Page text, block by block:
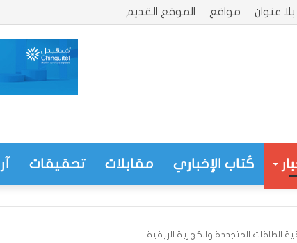
بلا عنوان مواقع الموقع القديم
كُتاب الإخباري مقابلات تحقيقات
الطاقات المتجددة والكهربة الريفية